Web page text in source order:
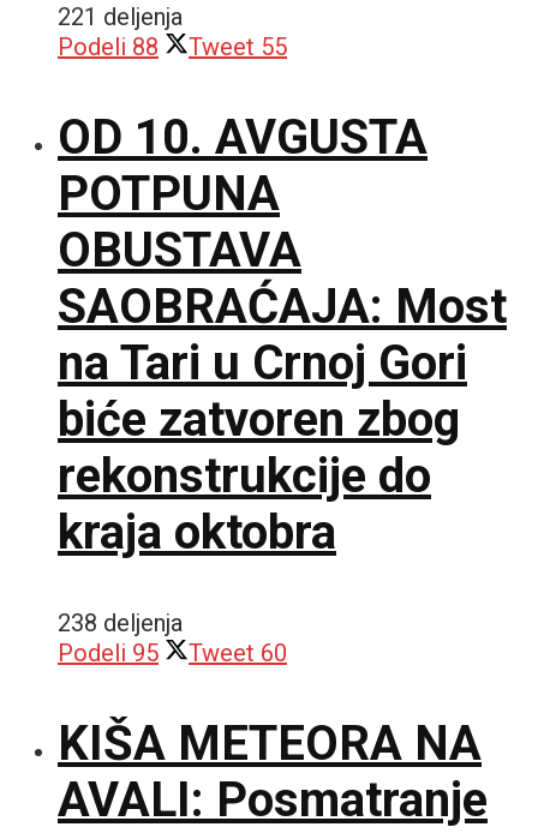
221 deljenja
Podeli 88 Tweet 55
OD 10. AVGUSTA
POTPUNA
OBUSTAVA
SAOBRAĆAJA: Most
na Tari u Crnoj Gori
biće zatvoren zbog
rekonstrukcije do
kraja oktobra
238 deljenja
Podeli 95 Tweet 60
KIŠA METEORA NA
AVALI: Posmatranje